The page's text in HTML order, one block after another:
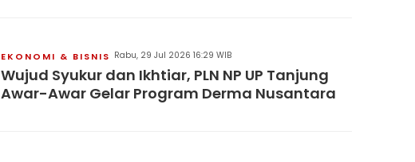
EKONOMI & BISNIS Rabu, 29 Jul 2026 16:29 WIB
Wujud Syukur dan Ikhtiar, PLN NP UP Tanjung
Awar-Awar Gelar Program Derma Nusantara